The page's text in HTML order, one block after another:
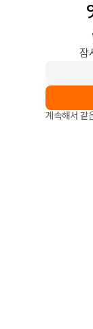
잠
계속해서 같